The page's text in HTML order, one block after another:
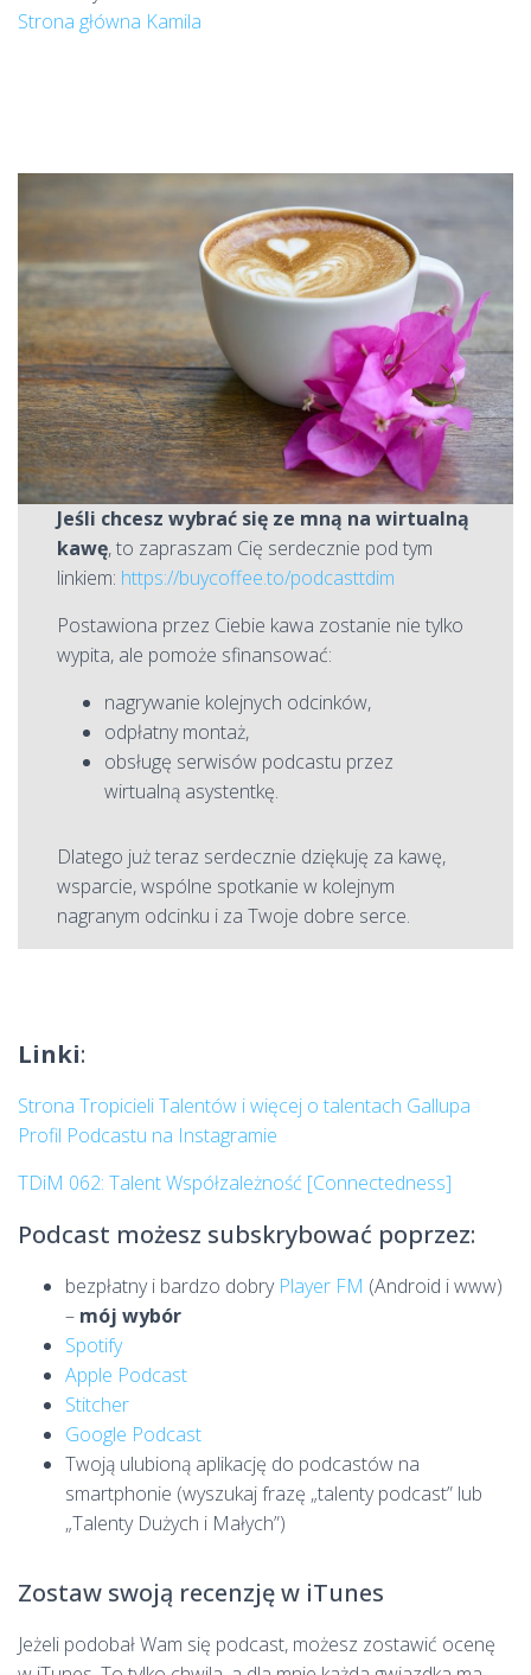
Strona główna Kamila
Jeśli chcesz wybrać się ze mną na wirtualną
kawę, to zapraszam Cię serdecznie pod tym
linkiem: https://buycoffee.to/podcasttdim
Postawiona przez Ciebie kawa zostanie nie tylko
wypita, ale pomoże sfinansować:
nagrywanie kolejnych odcinków,
odpłatny montaż,
obsługę serwisów podcastu przez
wirtualną asystentkę.
Dlatego już teraz serdecznie dziękuję za kawę,
wsparcie, wspólne spotkanie w kolejnym
nagranym odcinku i za Twoje dobre serce.
Linki:
Strona Tropicieli Talentów i więcej o talentach Gallupa
Profil Podcastu na Instagramie
TDiM 062: Talent Współzależność [Connectedness]
Podcast możesz subskrybować poprzez:
bezpłatny i bardzo dobry Player FM (Android i www)
– mój wybór
Spotify
Apple Podcast
Stitcher
Google Podcast
Twoją ulubioną aplikację do podcastów na
smartphonie (wyszukaj frazę „talenty podcast” lub
„Talenty Dużych i Małych”)
Zostaw swoją recenzję w iTunes
Jeżeli podobał Wam się podcast, możesz zostawić ocenę